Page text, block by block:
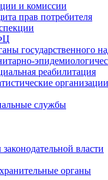
и комиссии
прав потребителя
государственного
реабилитация
организации
службы
власти
органы